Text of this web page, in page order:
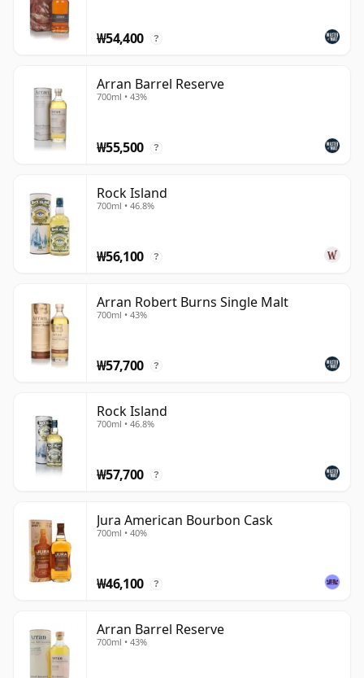
₩54,400 ?
Arran Barrel Reserve
700ml • 43%
₩55,500 ?
Rock Island
700ml • 46.8%
₩56,100 ?
Arran Robert Burns Single Malt
700ml • 43%
₩57,700 ?
Rock Island
700ml • 46.8%
₩57,700 ?
Jura American Bourbon Cask
700ml • 40%
₩46,100 ?
Arran Barrel Reserve
700ml • 43%